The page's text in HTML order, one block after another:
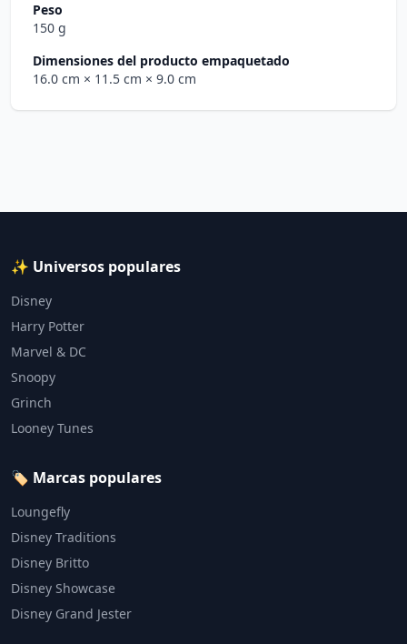
Peso
150 g
Dimensiones del producto empaquetado
16.0 cm × 11.5 cm × 9.0 cm
✨ Universos populares
Disney
Harry Potter
Marvel & DC
Snoopy
Grinch
Looney Tunes
🏷️ Marcas populares
Loungefly
Disney Traditions
Disney Britto
Disney Showcase
Disney Grand Jester